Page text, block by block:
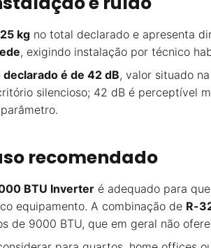
25 kg no total declarado e apresenta
, exigindo instalação por técnico
é de 42 dB, valor situado
silencioso; 42 dB é perceptível
recomendado
BTU Inverter é adequado para
equipamento. A combinação de R-
de 9000 BTU, que em geral não